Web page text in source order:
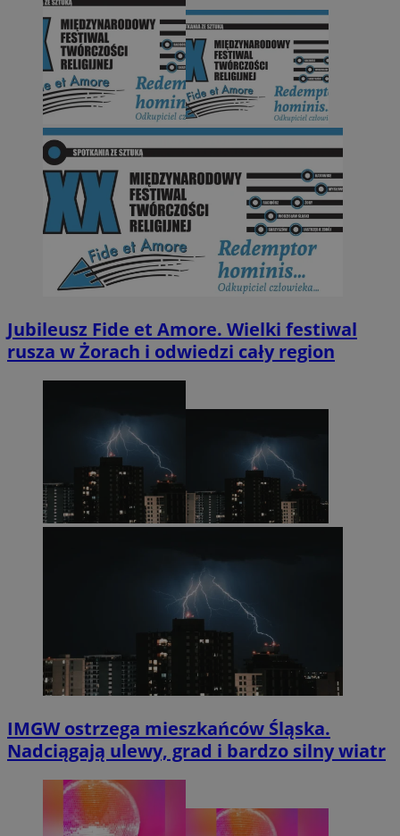
Jubileusz Fide et Amore. Wielki festiwal
rusza w Żorach i odwiedzi cały region
IMGW ostrzega mieszkańców Śląska.
Nadciągają ulewy, grad i bardzo silny wiatr